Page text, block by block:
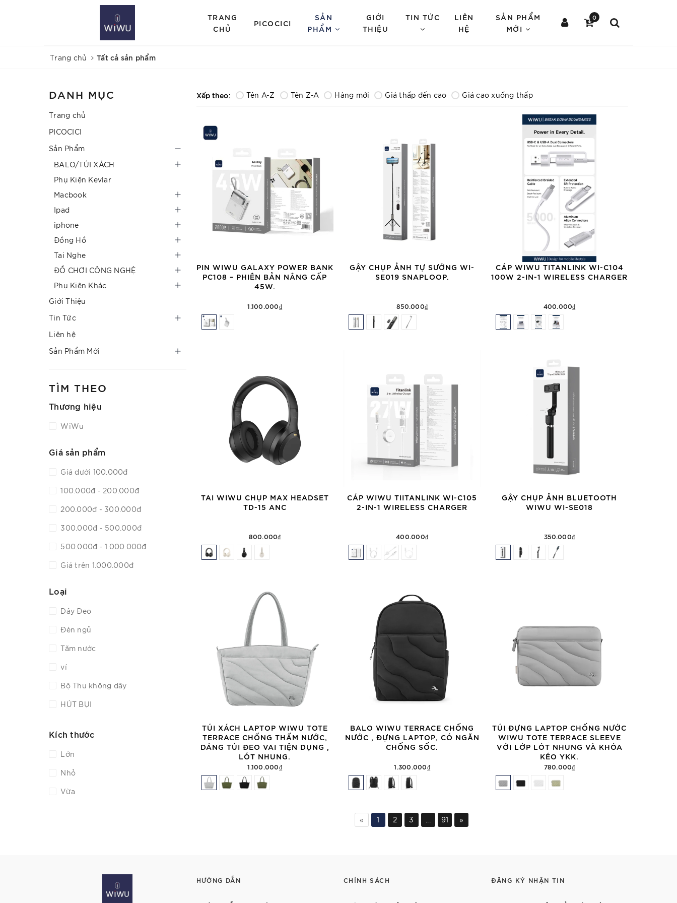
TRANG
CHỦ
PICOCICI
SẢN
PHẨM
GIỚI
THIỆU
TIN TỨC
LIÊN
HỆ
SẢN PHẨM
MỚI
0
Trang chủ Tất cả sản phẩm
Xếp theo: Tên A-Z Tên Z-A Hàng mới Giá thấp đến cao Giá cao xuống thấp
PIN WIWU GALAXY POWER BANK
PC108 – PHIÊN BẢN NÂNG CẤP
45W.
1.100.000₫
GẬY CHỤP ẢNH TỰ SƯỚNG WI-
SE019 SNAPLOOP.
850.000₫
CÁP WIWU TITANLINK WI-C104
100W 2-IN-1 WIRELESS CHARGER
400.000₫
TAI WIWU CHỤP MAX HEADSET
TD-15 ANC
800.000₫
CÁP WIWU TIITANLINK WI-C105
2-IN-1 WIRELESS CHARGER
400.000₫
GẬY CHỤP ẢNH BLUETOOTH
WIWU WI-SE018
350.000₫
TÚI XÁCH LAPTOP WIWU TOTE
TERRACE CHỐNG THẤM NƯỚC,
DÁNG TÚI ĐEO VAI TIỆN DỤNG ,
LÓT NHUNG.
1.100.000₫
BALO WIWU TERRACE CHỐNG
NƯỚC , ĐỰNG LAPTOP, CÓ NGĂN
CHỐNG SỐC.
1.300.000₫
TÚI ĐỰNG LAPTOP CHỐNG NƯỚC
WIWU TOTE TERRACE SLEEVE
VỚI LỚP LÓT NHUNG VÀ KHÓA
KÉO YKK.
780.000₫
« 1 2 3 91 »
DANH MỤC
Trang chủ
PICOCICI
Sản Phẩm
BALO/TÚI XÁCH
Phụ Kiện Kevlar
Macbook
Ipad
iphone
Đồng Hồ
Tai Nghe
ĐỒ CHƠI CÔNG NGHỆ
Phụ Kiện Khác
Giới Thiệu
Tin Tức
Liên hệ
Sản Phẩm Mới
TÌM THEO
Thương hiệu
WiWu
Giá sản phẩm
Giá dưới 100.000đ
100.000đ - 200.000đ
200.000đ - 300.000đ
300.000đ - 500.000đ
500.000đ - 1.000.000đ
Giá trên 1.000.000đ
Loại
Dây Đeo
Đèn ngủ
Tăm nước
ví
Bộ Thu không dây
HÚT BỤI
Dây sạc
dây đồng hồ
máy sấy tóc
Sạc dự phòng
Kích thước
Lớn
Nhỏ
Vừa
HƯỚNG DẪN CHÍNH SÁCH ĐĂNG KÝ NHẬN TIN